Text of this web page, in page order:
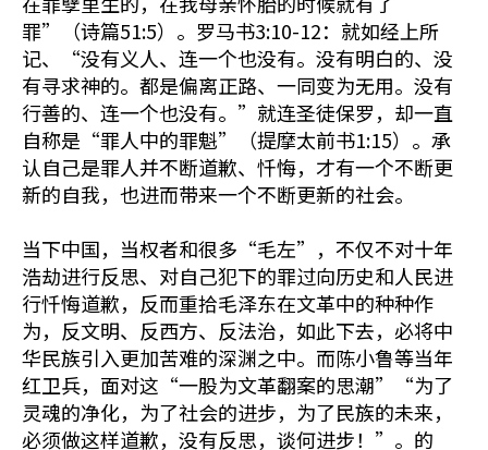
罪”（诗篇51:5）。罗马书3:10-12：就如经上所
记、“没有义人、连一个也没有。没有明白的、没
有寻求神的。都是偏离正路、一同变为无用。没有
行善的、连一个也没有。”就连圣徒保罗，却一直
自称是“罪人中的罪魁”（提摩太前书1:15）。承
认自己是罪人并不断道歉、忏悔，才有一个不断更
新的自我，也进而带来一个不断更新的社会。
当下中国，当权者和很多“毛左”，不仅不对十年
浩劫进行反思、对自己犯下的罪过向历史和人民进
行忏悔道歉，反而重拾毛泽东在文革中的种种作
为，反文明、反西方、反法治，如此下去，必将中
华民族引入更加苦难的深渊之中。而陈小鲁等当年
红卫兵，面对这“一股为文革翻案的思潮”“为了
灵魂的净化，为了社会的进步，为了民族的未来，
必须做这样道歉，没有反思，谈何进步！”。的